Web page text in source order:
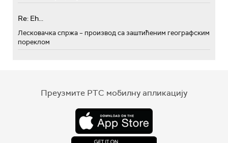
Re: Eh...
Лесковачка спржа – производ са заштићеним географским
пореклом
Преузмите РТС мобилну апликацију